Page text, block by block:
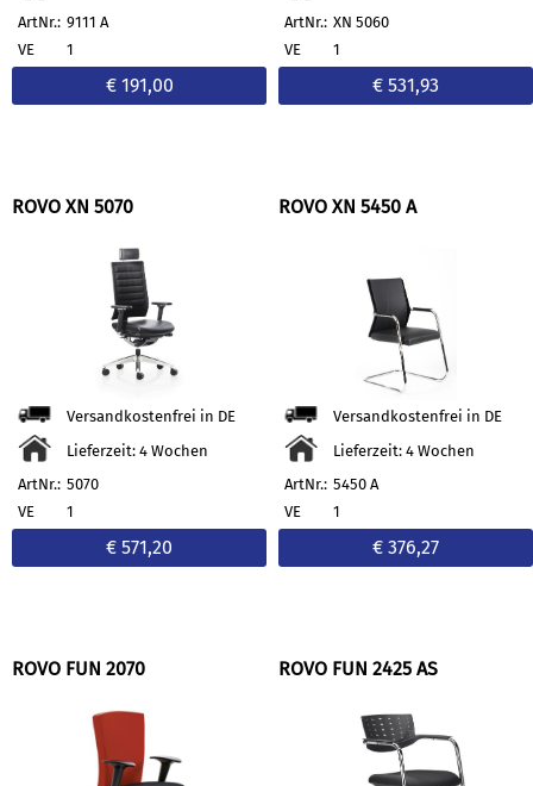
ArtNr.: 9111 A
VE
1
€ 191,00
ArtNr.: XN 5060
VE
1
€ 531,93
ROVO XN 5070
Versandkostenfrei in DE
Lieferzeit: 4 Wochen
ArtNr.: 5070
VE
1
€ 571,20
ROVO XN 5450 A
Versandkostenfrei in DE
Lieferzeit: 4 Wochen
ArtNr.: 5450 A
VE
1
€ 376,27
ROVO FUN 2070 ROVO FUN 2425 AS